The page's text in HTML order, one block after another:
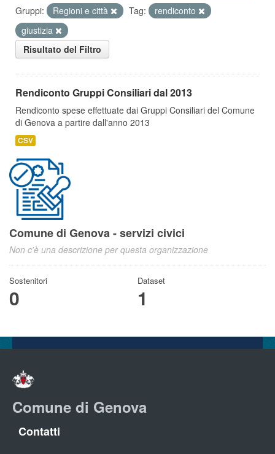
Gruppi:
Regioni e città Tag:
rendiconto
giustizia
Risultato del Filtro
Rendiconto Gruppi Consiliari dal 2013
Rendiconto spese effettuate dai Gruppi Consiliari del Comune
di Genova a partire dall'anno 2013
CSV
Comune di Genova - servizi civici
Non c'è una descrizione per questa organizzazione
Sostenitori
0
Dataset
1
Comune di Genova
Contatti